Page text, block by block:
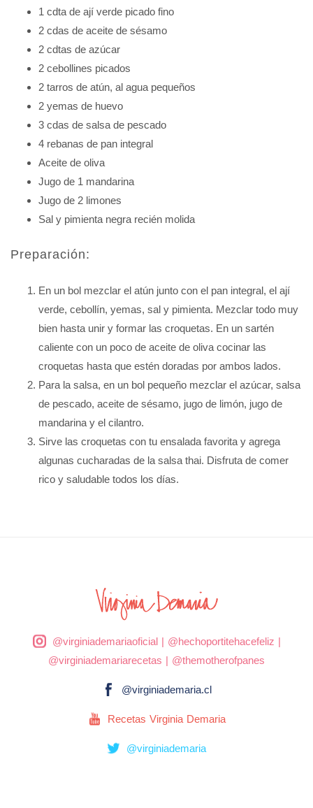
1 cdta de ají verde picado fino
2 cdas de aceite de sésamo
2 cdtas de azúcar
2 cebollines picados
2 tarros de atún, al agua pequeños
2 yemas de huevo
3 cdas de salsa de pescado
4 rebanas de pan integral
Aceite de oliva
Jugo de 1 mandarina
Jugo de 2 limones
Sal y pimienta negra recién molida
Preparación:
En un bol mezclar el atún junto con el pan integral, el ají
verde, cebollín, yemas, sal y pimienta. Mezclar todo muy
bien hasta unir y formar las croquetas. En un sartén
caliente con un poco de aceite de oliva cocinar las
croquetas hasta que estén doradas por ambos lados.
Para la salsa, en un bol pequeño mezclar el azúcar, salsa
de pescado, aceite de sésamo, jugo de limón, jugo de
mandarina y el cilantro.
Sirve las croquetas con tu ensalada favorita y agrega
algunas cucharadas de la salsa thai. Disfruta de comer
rico y saludable todos los días.
@virginiademariaoficial| @hechoportitehacefeliz |
@virginiademariarecetas | @themotherofpanes
@virginiademaria.cl
Recetas Virginia Demaria
@virginiademaria